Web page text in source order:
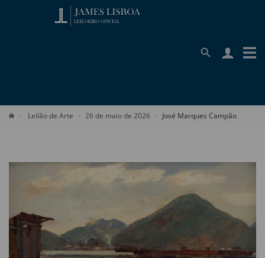
Leilão de Arte 26 de maio de 2026 José Marques Campão